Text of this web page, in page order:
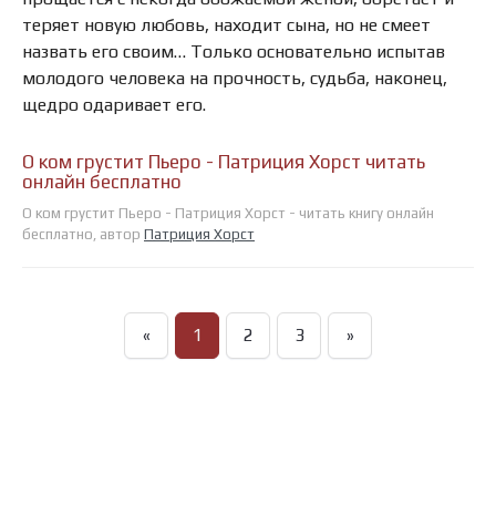
теряет новую любовь, находит сына, но не смеет
назвать его своим… Только основательно испытав
молодого человека на прочность, судьба, наконец,
щедро одаривает его.
О ком грустит Пьеро - Патриция Хорст читать
онлайн бесплатно
О ком грустит Пьеро - Патриция Хорст - читать книгу онлайн
бесплатно, автор Патриция Хорст
« 1 2 3 »